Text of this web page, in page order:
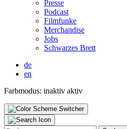
Pres­se
Pod­cast
Film­fun­ke
Mer­chan­di­se
Jobs
Schwar­zes Brett
de
en
Farbmodus: inaktiv aktiv